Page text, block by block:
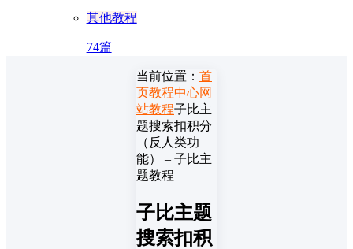
其他教程
74篇
当前位置： 首
页教程中心网
站教程子比主
题搜索扣积分
（反人类功
能） – 子比主
题教程
子比主题
搜索扣积